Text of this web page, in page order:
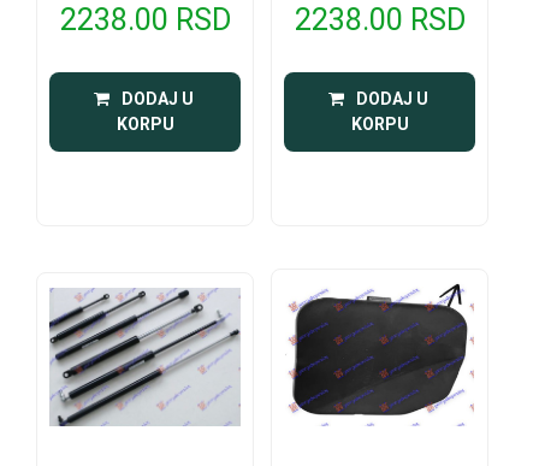
2238.00 RSD
DODAJ U
KORPU
2238.00 RSD
DODAJ U
KORPU